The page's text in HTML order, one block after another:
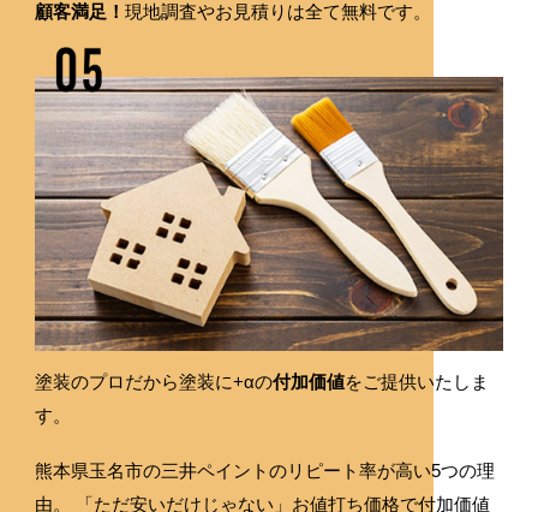
顧客満足！現地調査やお見積りは全て無料です。
塗装のプロだから塗装に+αの付加価値をご提供いたしま
す。
熊本県玉名市の三井ペイントのリピート率が高い5つの理
由。
「ただ安いだけじゃない」お値打ち価格で付加価値